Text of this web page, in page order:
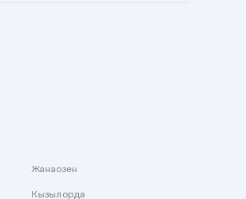
Жанаозен
Кызылорда